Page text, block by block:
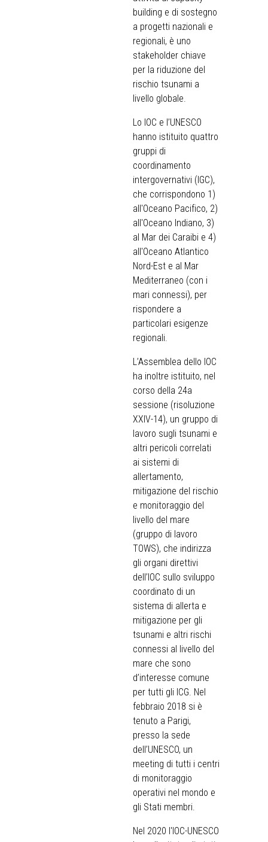
building e di sostegno
a progetti nazionali e
regionali, è uno
stakeholder chiave
per la riduzione del
rischio tsunami a
livello globale.
Lo IOC e l’UNESCO
hanno istituito quattro
gruppi di
coordinamento
intergovernativi (IGC),
che corrispondono 1)
all'Oceano Pacifico, 2)
all'Oceano Indiano, 3)
al Mar dei Caraibi e 4)
all'Oceano Atlantico
Nord-Est e al Mar
Mediterraneo (con i
mari connessi), per
rispondere a
particolari esigenze
regionali.
L’Assemblea dello IOC
ha inoltre istituito, nel
corso della 24a
sessione (risoluzione
XXIV-14), un gruppo di
lavoro sugli tsunami e
altri pericoli correlati
ai sistemi di
allertamento,
mitigazione del rischio
e monitoraggio del
livello del mare
(gruppo di lavoro
TOWS), che indirizza
gli organi direttivi
dell’IOC sullo sviluppo
coordinato di un
sistema di allerta e
mitigazione per gli
tsunami e altri rischi
connessi al livello del
mare che sono
d’interesse comune
per tutti gli ICG. Nel
febbraio 2018 si è
tenuto a Parigi,
presso la sede
dell’UNESCO, un
meeting di tutti i centri
di monitoraggio
operativi nel mondo e
gli Stati membri.
Nel 2020 l'IOC-UNESCO